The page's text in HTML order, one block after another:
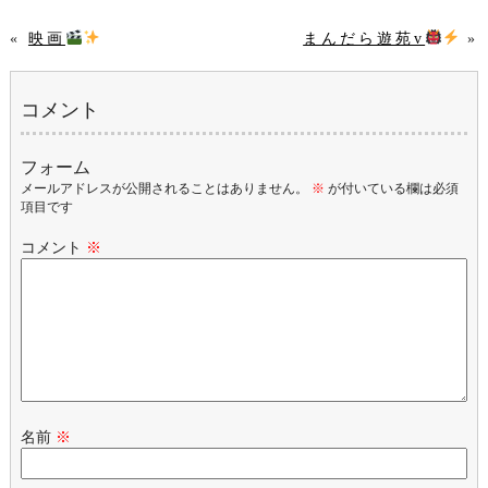
« 映画 まんだら遊苑v »
コメント
フォーム
メールアドレスが公開されることはありません。 ※ が付いている欄は必須
項目です
コメント ※
名前 ※